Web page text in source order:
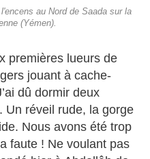
au Nord de Saada sur la
(Yémen).
premières lueurs de
jouant à cache-
dû dormir deux
Un réveil rude, la gorge
Nous avons été trop
faute ! Ne voulant pas